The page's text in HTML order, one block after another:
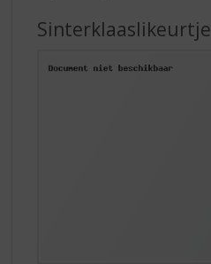
Sinterklaaslikeurtje